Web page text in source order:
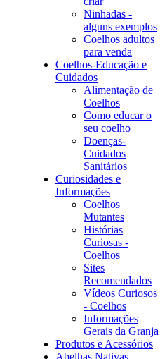
Ninhadas -
alguns exemplos
Coelhos adultos
para venda
Coelhos-Educação e
Cuidados
Alimentação de
Coelhos
Como educar o
seu coelho
Doenças-
Cuidados
Sanitários
Curiosidades e
Informações
Coelhos
Mutantes
Histórias
Curiosas -
Coelhos
Sites
Recomendados
Vídeos Curiosos
- Coelhos
Informações
Gerais da Granja
Produtos e Acessórios
Abelhas Nativas